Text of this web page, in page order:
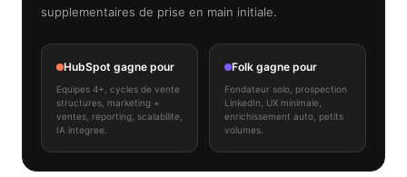
supplementaires de prise en main initiale.
HubSpot gagne pour
Equipes 4+, cycles de vente
structures, marketing +
ventes, reporting, scalabilite,
IA integree.
Folk gagne pour
Fondateur solo, prospection
LinkedIn, UX minimale,
enrichissement auto, petits
volumes.